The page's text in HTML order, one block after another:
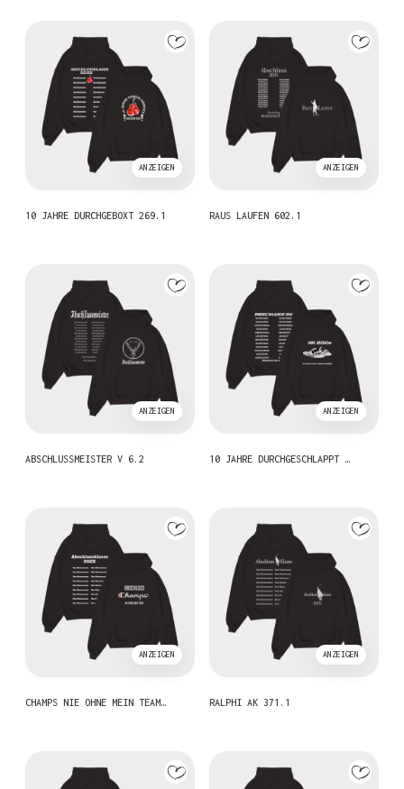
ANZEIGEN
10 JAHRE DURCHGEBOXT 269.1
ANZEIGEN
RAUS LAUFEN 602.1
ANZEIGEN
ABSCHLUSSMEISTER V 6.2
ANZEIGEN
10 JAHRE DURCHGESCHLAPPT …
ANZEIGEN
CHAMPS NIE OHNE MEIN TEAM…
ANZEIGEN
RALPHI AK 371.1